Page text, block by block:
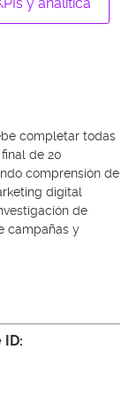
completar todas
de 20
comprensión de
digital
de
campañas y